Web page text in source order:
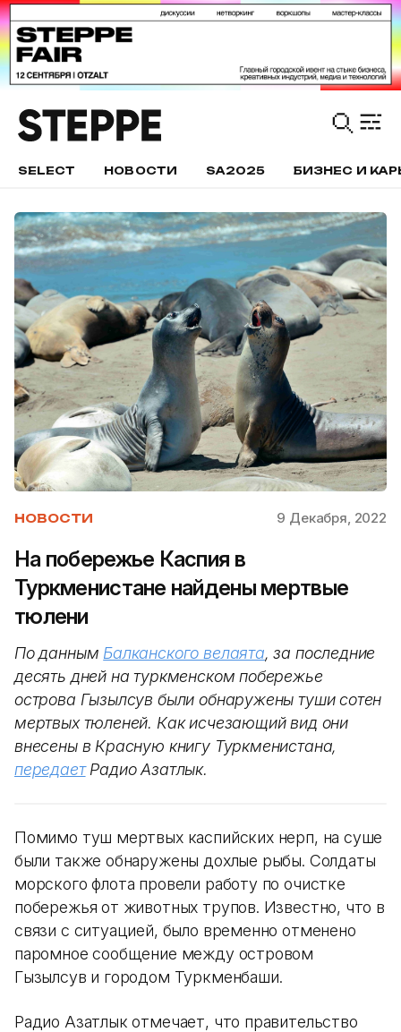
SELECT НОВОСТИ SA2025 БИЗНЕС И
НОВОСТИ 9 Декабря, 2022
На побережье Каспия в
Туркменистане найдены мертвые
тюлени
По данным Балканского велаята, за последние
десять дней на туркменском побережье
острова Гызылсув были обнаружены туши сотен
мертвых тюленей. Как исчезающий вид они
внесены в Красную книгу Туркменистана,
передаетРадио Азатлык.
Помимо туш мертвых каспийских нерп, на суше
были также обнаружены дохлые рыбы. Солдаты
морского флота провели работу по очистке
побережья от животных трупов. Известно, что в
связи с ситуацией, было временно отменено
паромное сообщение между островом
Гызылсув и городом Туркменбаши.
Радио Азатлык отмечает, что правительство